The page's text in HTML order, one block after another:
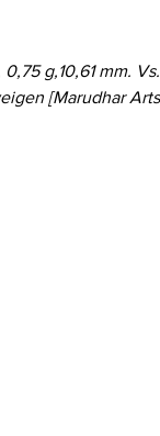
g,10,61 mm.
[Marudhar